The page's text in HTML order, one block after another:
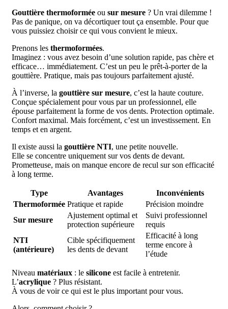
Gouttière thermoformée ou sur mesure ? Un vrai dilemme !
Pas de panique, on va décortiquer tout ça ensemble. Pour que
vous puissiez choisir ce qui vous convient le mieux.
Prenons les thermoformées.
Imaginez : vous avez besoin d’une solution rapide, pas chère et
efficace… immédiatement. C’est un peu le prêt-à-porter de la
gouttière. Pratique, mais pas toujours parfaitement ajusté.
À l’inverse, la gouttière sur mesure, c’est la haute couture.
Conçue spécialement pour vous par un professionnel, elle
épouse parfaitement la forme de vos dents. Protection optimale.
Confort maximal. Mais forcément, c’est un investissement. En
temps et en argent.
Il existe aussi la gouttière NTI, une petite nouvelle.
Elle se concentre uniquement sur vos dents de devant.
Prometteuse, mais on manque encore de recul sur son efficacité
à long terme.
Type Avantages
Inconvénients
Thermoformée Pratique et rapide
Précision moindre
Sur mesure
Ajustement optimal et
protection supérieure
Suivi professionnel
requis
NTI
(antérieure)
Cible spécifiquement
les dents de devant
Efficacité à long
terme encore à
l’étude
Niveau matériaux : le silicone est facile à entretenir.
L’acrylique ? Plus résistant.
À vous de voir ce qui est le plus important pour vous.